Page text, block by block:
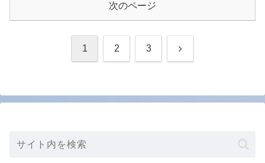
次のページ
1 2 3 次